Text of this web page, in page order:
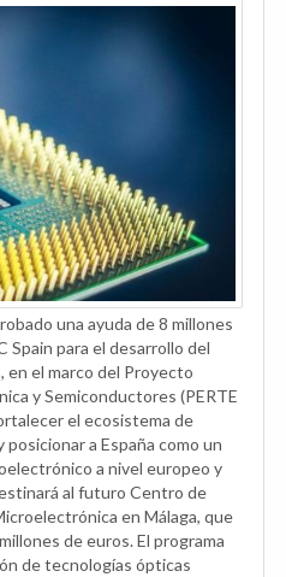
una ayuda de 8 millones
Spain para el desarrollo del
en el marco del Proyecto
y Semiconductores (PERTE
el ecosistema de
a España como un
a nivel europeo y
al futuro Centro de
en Málaga, que
de euros. El programa
de tecnologías ópticas